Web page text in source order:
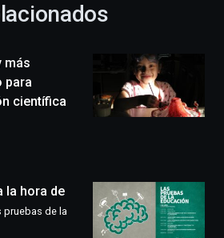
más
para
científica
la hora de
pruebas de la